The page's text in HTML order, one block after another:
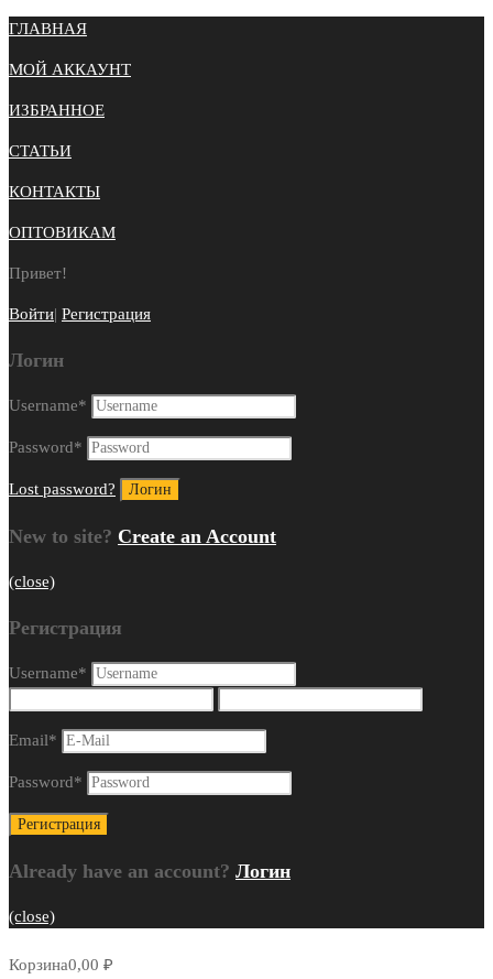
ГЛАВНАЯ
МОЙ АККАУНТ
ИЗБРАННОЕ
СТАТЬИ
КОНТАКТЫ
ОПТОВИКАМ
Привет!
Войти| Регистрация
Логин
Username*
Password*
Lost password?
New to site? Create an Account
(close)
Регистрация
Username*
Email*
Password*
Already have an account? Логин
(close)
Корзина0,00 ₽